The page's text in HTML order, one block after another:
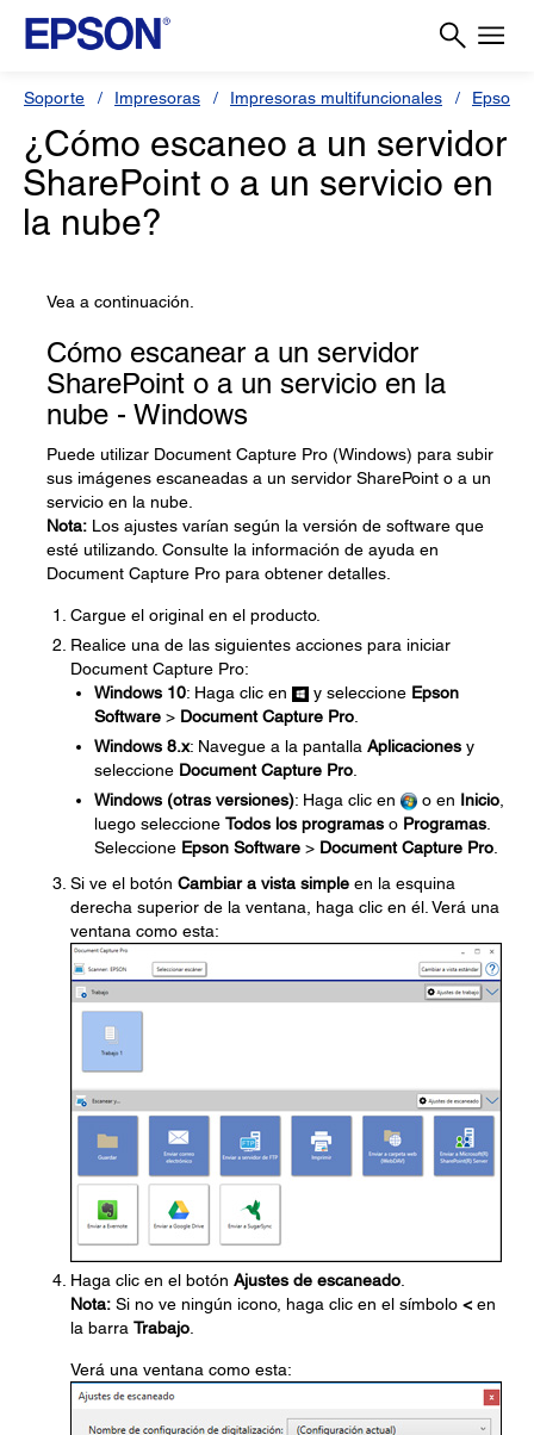
Soporte Impresoras Impresoras multifuncionales Epson
¿Cómo escaneo a un servidor
SharePoint o a un servicio en
la nube?
Vea a continuación.
Cómo escanear a un servidor
SharePoint o a un servicio en la
nube - Windows
Puede utilizar Document Capture Pro (Windows) para subir
sus imágenes escaneadas a un servidor SharePoint o a un
servicio en la nube.
Nota: Los ajustes varían según la versión de software que
esté utilizando. Consulte la información de ayuda en
Document Capture Pro para obtener detalles.
Cargue el original en el producto.
Realice una de las siguientes acciones para iniciar
Document Capture Pro:
Windows 10: Haga clic en y seleccione Epson
Software > Document Capture Pro
Windows 8.x: Navegue a la pantalla Aplicaciones y
seleccione Document Capture Pro
Windows (otras versiones): Haga clic en o en Inicio
luego seleccione Todos los programas o Programas
Seleccione Epson Software > Document Capture Pro
Si ve el botón Cambiar a vista simple en la esquina
derecha superior de la ventana, haga clic en él. Verá una
ventana como esta:
Haga clic en el botón Ajustes de escaneado
Nota: Si no ve ningún icono, haga clic en el símbolo < en
la barra Trabajo
Verá una ventana como esta: